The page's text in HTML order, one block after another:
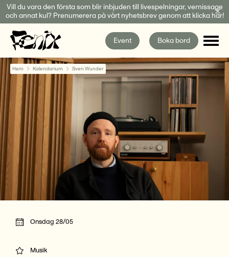
Fortsätt
till
innehållet
Vill du vara den första som blir inbjuden till livespelningar, vernissage
och annat kul? Prenumerera på vårt nyhetsbrev genom att klicka här!
Event Boka bord
Hem Kalendarium Sven Wunder
Onsdag 28/05
Musik